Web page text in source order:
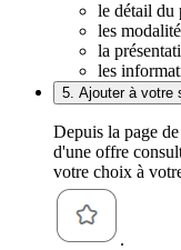
le détail du
les
la
les
5. Ajouter à votre
Depuis la page
d'une offre
votre choix à
.